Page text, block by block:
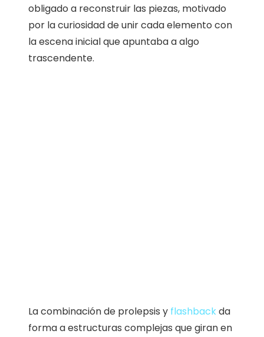
obligado a reconstruir las piezas, motivado
por la curiosidad de unir cada elemento con
la escena inicial que apuntaba a algo
trascendente.
La combinación de prolepsis y flashbackda
forma a estructuras complejas que giran en